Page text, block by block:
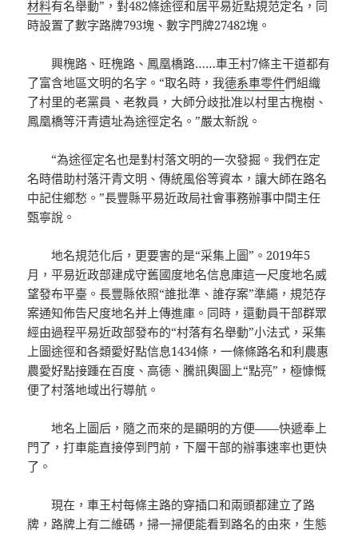
材料有名舉動”，對482條途徑和居平易近點規范定名，同
時設置了數字路牌793塊、數字門牌27482塊。
興槐路、旺槐路、鳳凰橋路……車王村7條主干道都有
了富含地區文明的名字。“取名時，我德系車零件們組織
了村里的老黨員、老教員，大師分歧批准以村里古槐樹、
鳳凰橋等汗青遺址為途徑定名。”嚴太新說。
“為途徑定名也是對村落文明的一次發掘。我們在定
名時借助村落汗青文明、傳統風俗等資本，讓大師在路名
中記住鄉愁。”長豐縣平易近政局社會事務辦事中間主任
甄寧說。
地名規范化后，更要害的是“采集上圖”。2019年5
月，平易近政部建成守舊國度地名信息庫這一尺度地名威
望發布平臺。長豐縣依照“誰批準、誰存案”準繩，規范存
案通知佈告尺度地名并上傳進庫。同時，還動員干部群眾
經由過程平易近政部發布的“村落有名舉動”小法式，采集
上圖途徑和各類愛好點信息1434條，一條條路名和利農惠
農愛好點接踵在百度、高德、騰訊輿圖上“點亮”，極慷慨
便了村落地域出行導航。
地名上圖后，隨之而來的是顯明的方便——快遞奉上
門了，打車能直接停到門前，下層干部的辦事速率也更快
了。
現在，車王村每條主路的穿插口和兩頭都建立了路
牌，路牌上有二維碼，掃一掃便能看到路名的由來，生態